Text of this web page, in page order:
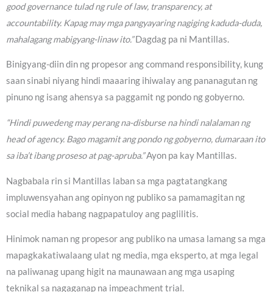
good governance tulad ng rule of law, transparency, at
accountability. Kapag may mga pangyayaring nagiging kaduda-duda,
mahalagang mabigyang-linaw ito.”Dagdag pa ni Mantillas.
Binigyang-diin din ng propesor ang command responsibility, kung
saan sinabi niyang hindi maaaring ihiwalay ang pananagutan ng
pinuno ng isang ahensya sa paggamit ng pondo ng gobyerno.
“Hindi puwedeng may perang na-disburse na hindi nalalaman ng
head of agency. Bago magamit ang pondo ng gobyerno, dumaraan ito
sa iba’t ibang proseso at pag-apruba.”Ayon pa kay Mantillas.
Nagbabala rin si Mantillas laban sa mga pagtatangkang
impluwensyahan ang opinyon ng publiko sa pamamagitan ng
social media habang nagpapatuloy ang paglilitis.
Hinimok naman ng propesor ang publiko na umasa lamang sa mga
mapagkakatiwalaang ulat ng media, mga eksperto, at mga legal
na paliwanag upang higit na maunawaan ang mga usaping
teknikal sa nagaganap na impeachment trial.